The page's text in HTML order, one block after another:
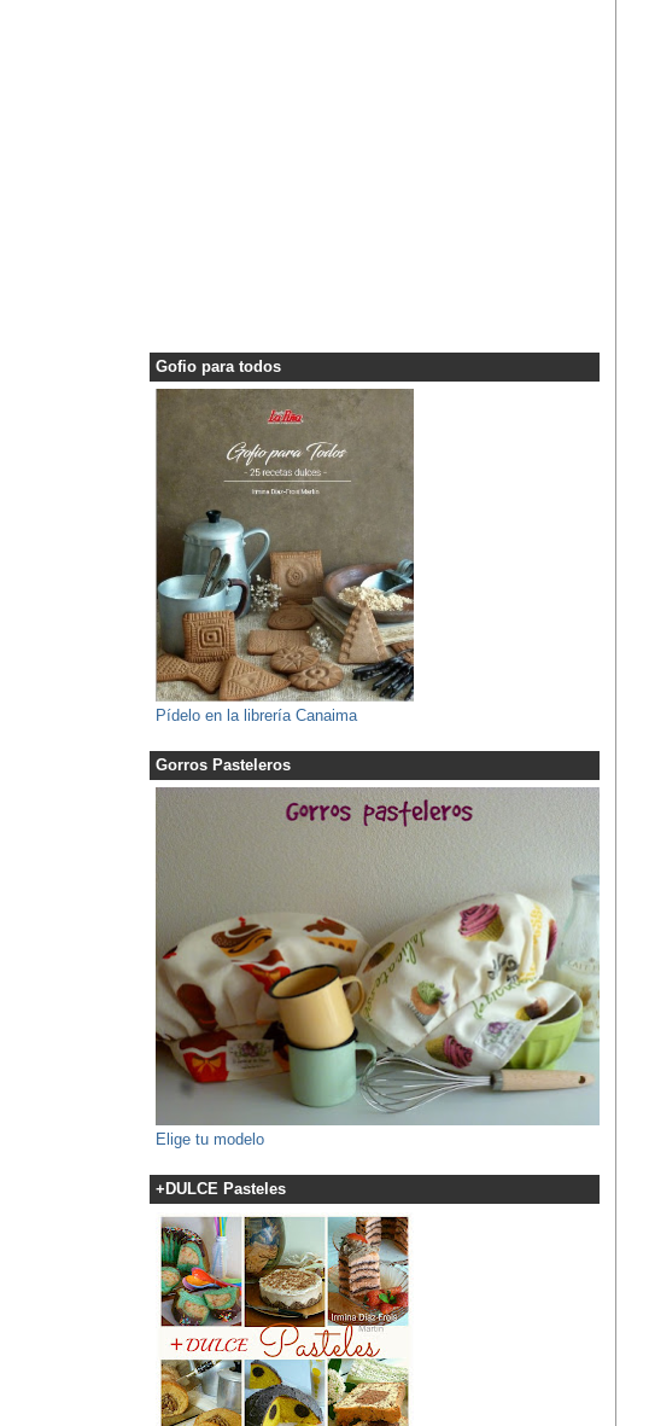
Gofio para todos
Pídelo en la librería Canaima
Gorros Pasteleros
Elige tu modelo
+DULCE Pasteles